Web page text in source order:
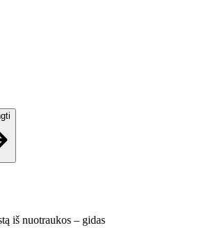
iš nuotraukos – gidas